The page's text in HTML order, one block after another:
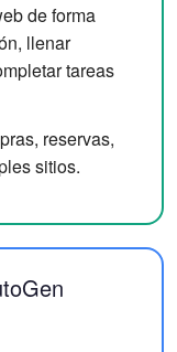
de forma
llenar
tareas
reservas,
sitios.